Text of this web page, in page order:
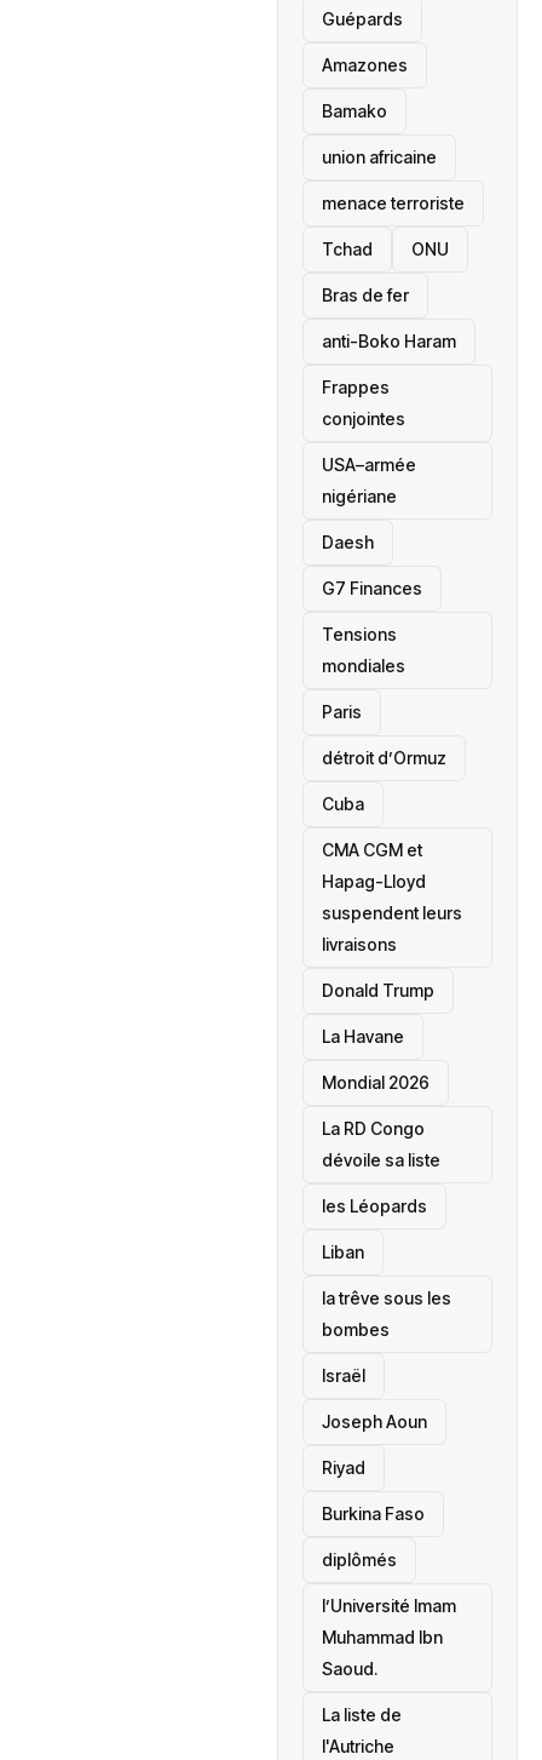
Guépards
Amazones
Bamako
union africaine
menace terroriste
‎Tchad ONU
Bras de fer
anti-Boko Haram
Frappes
conjointes
USA–armée
nigériane
Daesh
‎G7 Finances
Tensions
mondiales
Paris
détroit d’Ormuz
‎Cuba
CMA CGM et
Hapag-Lloyd
suspendent leurs
livraisons
Donald Trump
La Havane
Mondial 2026
La RD Congo
dévoile sa liste
les Léopards
‎Liban
la trêve sous les
bombes
Israël
Joseph Aoun
Riyad
Burkina Faso
diplômés
l’Université Imam
Muhammad Ibn
Saoud.
‎La liste de
l'Autriche